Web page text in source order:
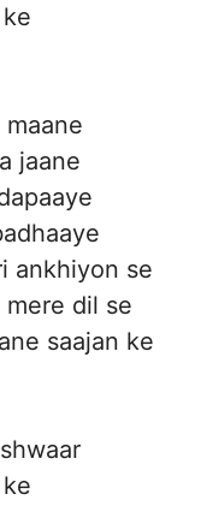
jaane
ankhiyon se
dil se
saajan ke